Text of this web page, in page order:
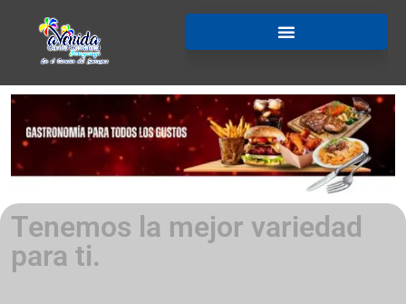
Tenemos la mejor variedad
para ti.